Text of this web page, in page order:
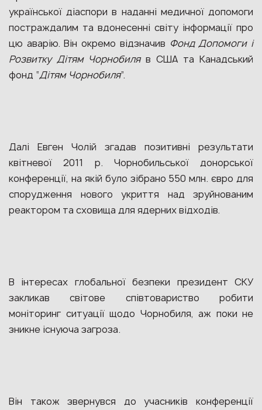
української діаспори в наданні медичної допомоги
постраждалим та вдонесенні світу інформації про
цю аварію. Він окремо відзначив Фонд Допомоги і
Розвитку Дітям Чорнобиля в США та Канадський
фонд “Дітям Чорнобиля”.
Далі Евген Чолій згадав позитивні результати
квітневої 2011 р. Чорнобильської донорської
конференції, на якій було зібрано 550 млн. євро для
спорудження нового укриття над зруйнованим
реактором та сховища для ядерних відходів.
В інтересах глобальної безпеки президент СКУ
закликав світове співтовариство робити
моніторинг ситуації щодо Чорнобиля, аж поки не
зникне існуюча загроза.
Він також звернувся до учасників конференції